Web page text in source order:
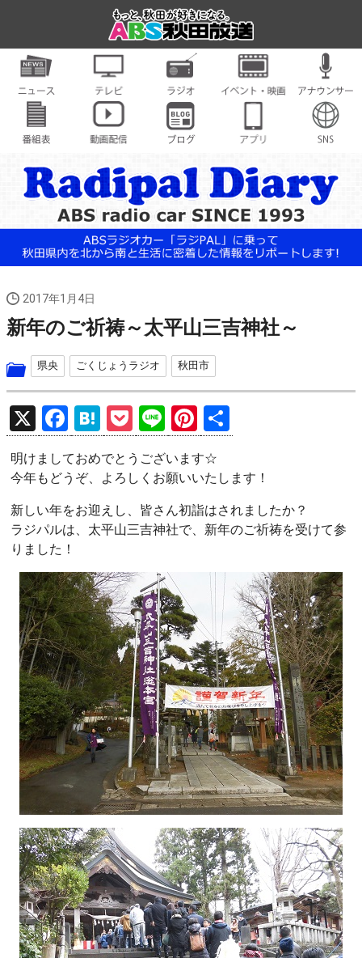
2017年1月4日
新年のご祈祷～太平山三吉神社～
県央 ごくじょうラジオ 秋田市
X
F
a
ce
o
o
k
H
at
e
a
P
o
ck
et
Li
n
e
Pi
nt
er
es
t
有
明けましておめでとうございます☆
今年もどうぞ、よろしくお願いいたします！
新しい年をお迎えし、皆さん初詣はされましたか？
ラジパルは、太平山三吉神社で、新年のご祈祷を受けて参
りました！